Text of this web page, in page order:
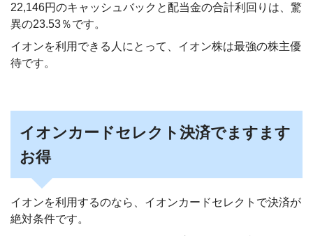
22,146円のキャッシュバックと配当金の合計利回りは、驚
異の23.53％です。
イオンを利用できる人にとって、イオン株は最強の株主優
待です。
イオンカードセレクト決済でますます
お得
イオンを利用するのなら、イオンカードセレクトで決済が
絶対条件です。